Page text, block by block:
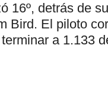
16º, detrás de
Bird. El piloto
a 1.133